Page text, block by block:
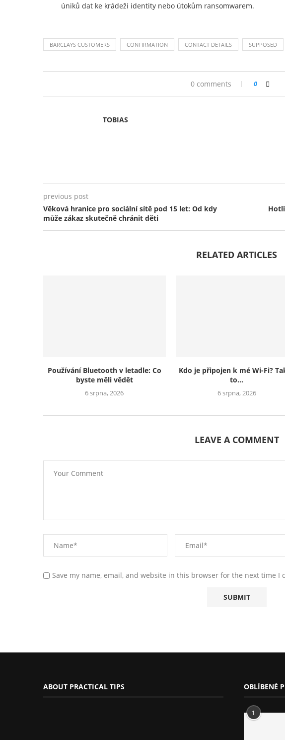
úniků dat ke krádeži identity nebo útokům ransomwarem.
BARCLAYS CUSTOMERS CONFIRMATION CONTACT DETAILS SUPPOSED
0 comments 0
TOBIAS
previous post
Věková hranice pro sociální sítě pod 15 let: Od kdy
může zákaz skutečně chránit děti
RELATED ARTICLES
Používání Bluetooth v letadle: Co
byste měli vědět
6 srpna, 2026
Kdo je připojen k mé Wi-Fi?
to...
6 srpna, 2026
LEAVE A COMMENT
Save my name, email, and website in this browser for the next time I
ABOUT PRACTICAL TIPS OBLÍBENÉ
1